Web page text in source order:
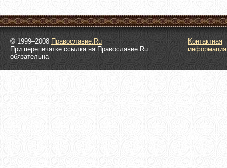
© 1999–2008 Православие.Ru
При перепечатке ссылка на Православие.Ru
обязательна
Контактная
информация